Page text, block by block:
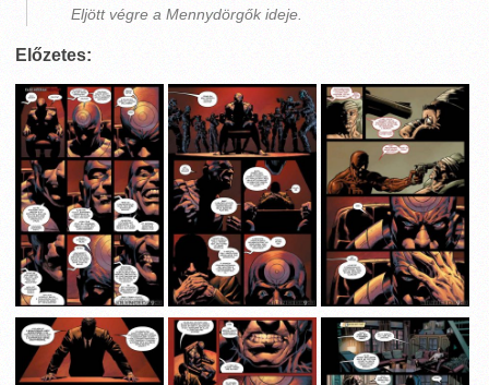
Eljött végre a Mennydörgők ideje.
Előzetes: